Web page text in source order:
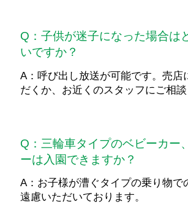
Q：子供が迷子になった場合は
いですか？
A：呼び出し放送が可能です。売店
だくか、お近くのスタッフにご相談
Q：三輪車タイプのベビーカー
ーは入園できますか？
A：お子様が漕ぐタイプの乗り物で
遠慮いただいております。